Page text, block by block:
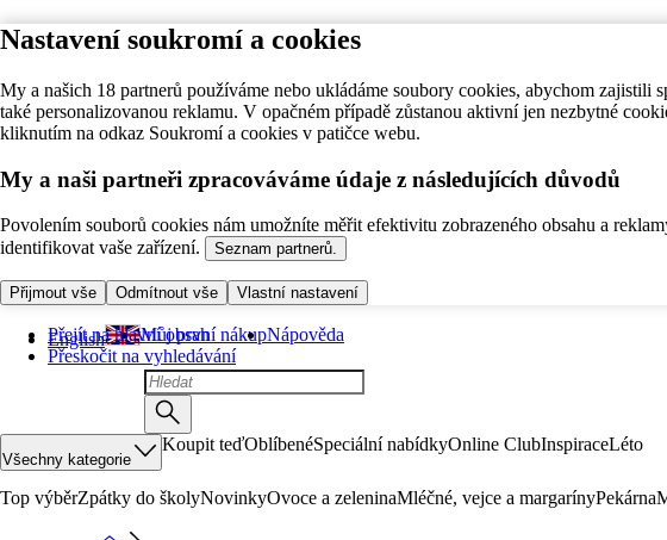
Nastavení soukromí a cookies
My a našich 18 partnerů používáme nebo ukládáme soubory cookies, abychom
také personalizovanou reklamu. V opačném případě zůstanou aktivní jen nezbytné
kliknutím na odkaz Soukromí a cookies v patičce webu.
My a naši partneři zpracováváme údaje z následujících důvodů
Povolením souborů cookies nám umožníte měřit efektivitu zobrazeného obsahu a
identifikovat vaše zařízení.
Seznam partnerů.
Přijmout vše Odmítnout vše Vlastní nastavení
Přejít na hlavní obsah
Přeskočit na vyhledávání
English Můj první nákupNápověda
Všechny kategorie
Koupit teďOblíbenéSpeciální nabídkyOnline ClubInspiraceLéto
Top výběrZpátky do školyNovinkyOvoce a zeleninaMléčné, vejce a margarínyPekárna